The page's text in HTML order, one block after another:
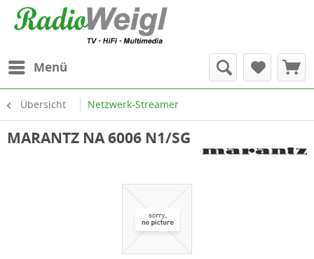
Menü
Übersicht Netzwerk-Streamer
MARANTZ NA 6006 N1/SG